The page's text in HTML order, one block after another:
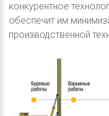
конкурентное
обеспечит им
производственной